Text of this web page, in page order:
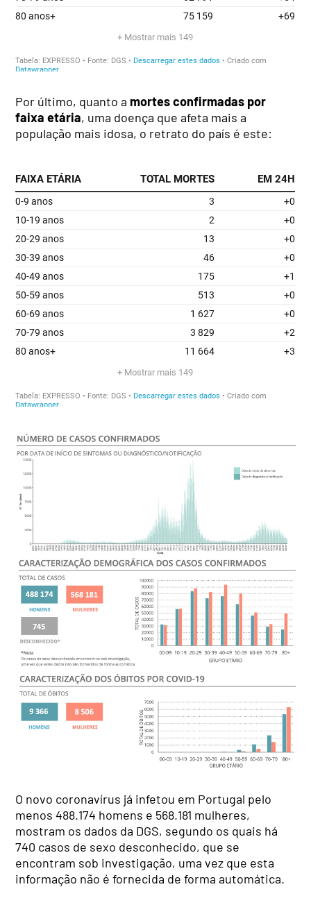
Por último, quanto a mortes confirmadas por
faixa etária, uma doença que afeta mais a
população mais idosa, o retrato do país é este:
O novo coronavírus já infetou em Portugal pelo
menos 488.174 homens e 568.181 mulheres,
mostram os dados da DGS, segundo os quais há
740 casos de sexo desconhecido, que se
encontram sob investigação, uma vez que esta
informação não é fornecida de forma automática.